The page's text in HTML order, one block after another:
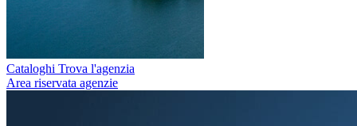
Cataloghi Trova l'agenzia
Area riservata agenzie